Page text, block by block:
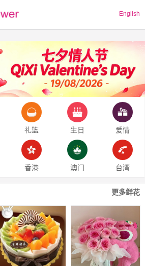
English
礼篮 生日 爱情
香港 澳门 台湾
更多鲜花